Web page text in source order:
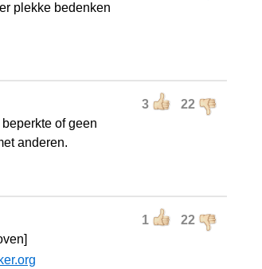
plekke bedenken
3 22
of geen
anderen.
1 22